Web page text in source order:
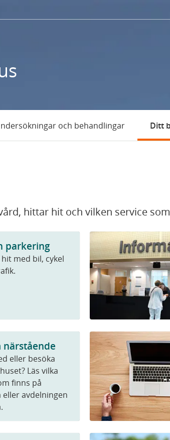
och behandlingar Ditt
hittar hit och vilken service
parkering
med bil, cykel
närstående
eller besöka
Läs vilka
finns på
avdelningen